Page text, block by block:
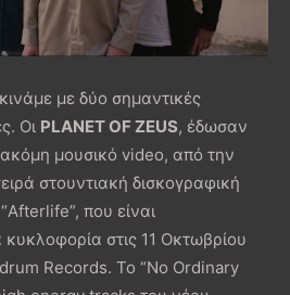
με δύο σημαντικές
Οι PLANET OF ZEUS, έδωσαν
μουσικό video, από την
στουντιακή δισκογραφική
που είναι
στις 11 Οκτωβρίου
Records. Το “No Ordinary